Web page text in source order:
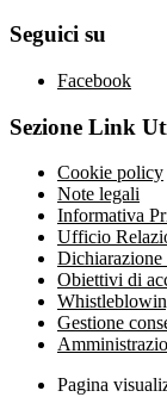
Seguici su
Facebook
Sezione Link
Cookie policy
Note legali
Informativa
Ufficio
Dichiarazione
Obiettivi di
Gestione
Pagina